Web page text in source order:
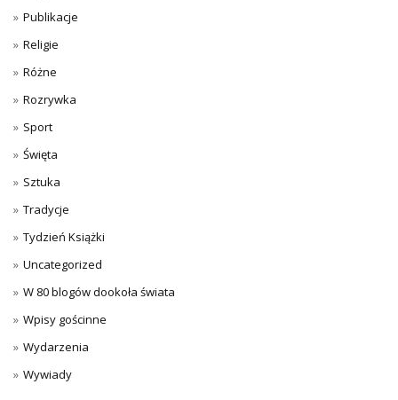
Publikacje
Religie
Różne
Rozrywka
Sport
Święta
Sztuka
Tradycje
Tydzień Książki
Uncategorized
W 80 blogów dookoła świata
Wpisy gościnne
Wydarzenia
Wywiady